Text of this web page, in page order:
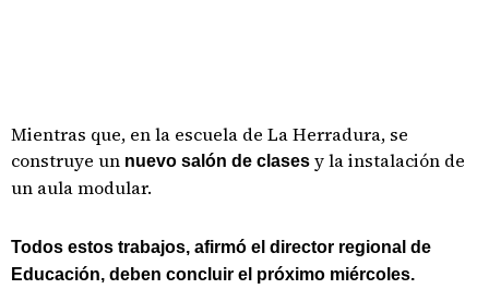
Mientras que, en la escuela de La Herradura, se
construye un nuevo salón de clases y la instalación de
un aula modular.
Todos estos trabajos, afirmó el director regional de
Educación, deben concluir el próximo miércoles.